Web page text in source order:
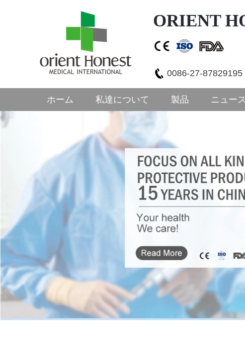
ORIENT
0086-27-87829195
ホーム 私達について 製品 ニュース